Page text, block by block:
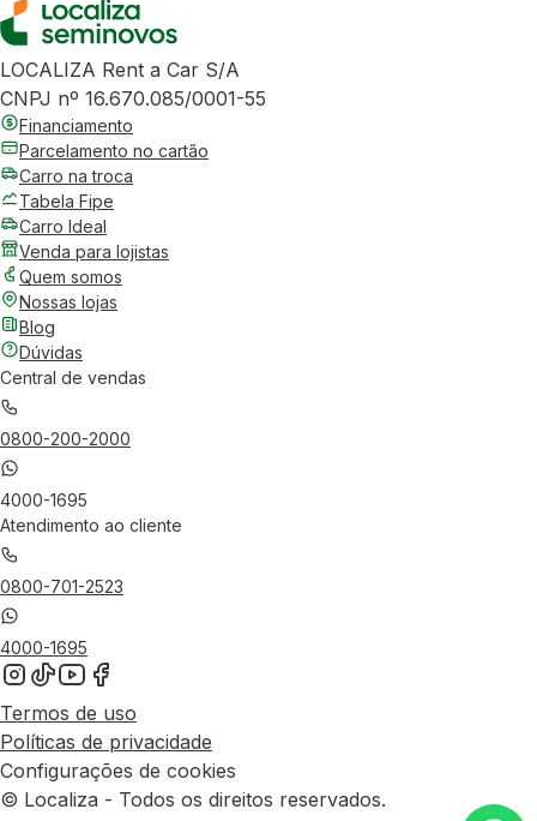
LOCALIZA Rent a Car S/A
CNPJ nº 16.670.085/0001-55
Financiamento
Parcelamento no cartão
Carro na troca
Tabela Fipe
Carro Ideal
Venda para lojistas
Quem somos
Nossas lojas
Blog
Dúvidas
Central de vendas
0800-200-2000
4000-1695
Atendimento ao cliente
0800-701-2523
4000-1695
Termos de uso
Políticas de privacidade
Configurações de cookies
© Localiza - Todos os direitos reservados.